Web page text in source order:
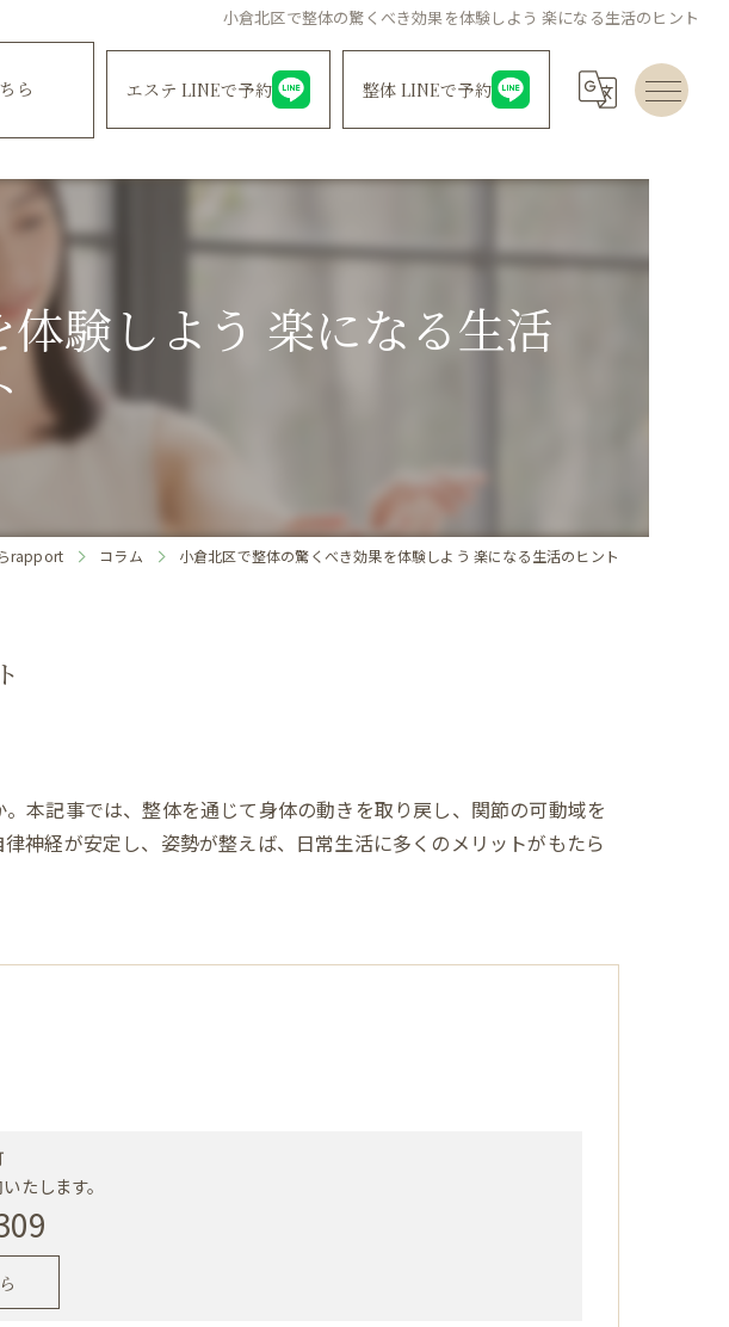
小倉北区で整体の驚くべき効果を体験しよう 楽になる生活のヒント
ら エステ LINEで予約 整体 LINEで予約
験しよう 楽になる生活
rapport コラム 小倉北区で整体の驚くべき効果を体験しよう 楽になる生活のヒント
本記事では、整体を通じて身体の動きを取り戻し、関節の可動域を
神経が安定し、姿勢が整えば、日常生活に多くのメリットがもたら
たします。